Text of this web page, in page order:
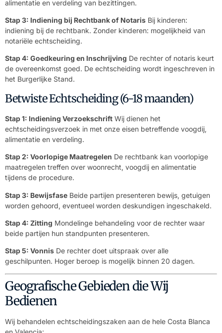
alimentatie en verdeling van bezittingen.
Stap 3: Indiening bij Rechtbank of Notaris Bij kinderen:
indiening bij de rechtbank. Zonder kinderen: mogelijkheid van
notariële echtscheiding.
Stap 4: Goedkeuring en Inschrijving De rechter of notaris keurt
de overeenkomst goed. De echtscheiding wordt ingeschreven in
het Burgerlijke Stand.
Betwiste Echtscheiding (6-18 maanden)
Stap 1: Indiening Verzoekschrift Wij dienen het
echtscheidingsverzoek in met onze eisen betreffende voogdij,
alimentatie en verdeling.
Stap 2: Voorlopige Maatregelen De rechtbank kan voorlopige
maatregelen treffen over woonrecht, voogdij en alimentatie
tijdens de procedure.
Stap 3: Bewijsfase Beide partijen presenteren bewijs, getuigen
worden gehoord, eventueel worden deskundigen ingeschakeld.
Stap 4: Zitting Mondelinge behandeling voor de rechter waar
beide partijen hun standpunten presenteren.
Stap 5: Vonnis De rechter doet uitspraak over alle
geschilpunten. Hoger beroep is mogelijk binnen 20 dagen.
Geografische Gebieden die Wij
Bedienen
Wij behandelen echtscheidingszaken aan de hele Costa Blanca